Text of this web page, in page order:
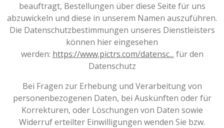
beauftragt, Bestellungen über diese Seite für uns
abzuwickeln und diese in unserem Namen auszuführen.
Die Datenschutzbestimmungen unseres Dienstleisters
können hier eingesehen
werden: https://www.pictrs.com/datensc... für den
Datenschutz
Bei Fragen zur Erhebung und Verarbeitung von
personenbezogenen Daten, bei Auskünften oder für
Korrekturen, oder Löschungen von Daten sowie
Widerruf erteilter Einwilligungen wenden Sie bzw.